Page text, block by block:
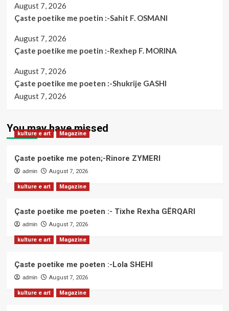
August 7, 2026
Çaste poetike me poetin :-Sahit F. OSMANI
August 7, 2026
Çaste poetike me poetin :-Rexhep F. MORINA
August 7, 2026
Çaste poetike me poeten :-Shukrije GASHI
August 7, 2026
You may have missed
kulture e art Magazine
Çaste poetike me poten;-Rinore ZYMERI
admin August 7, 2026
kulture e art Magazine
Çaste poetike me poeten :- Tixhe Rexha GËRQARI
admin August 7, 2026
kulture e art Magazine
Çaste poetike me poeten :-Lola SHEHI
admin August 7, 2026
kulture e art Magazine